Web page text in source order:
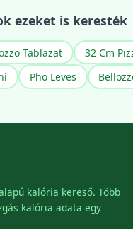
ezeket is keresték
Tablazat 32 Cm
Pho Leves
kalória kereső. Több
kalória adata egy